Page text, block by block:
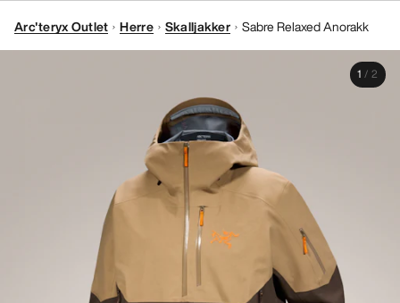
DAMER
Arc'teryx Outlet Herre Skalljakker Sabre Relaxed Anorakk
1 / 2